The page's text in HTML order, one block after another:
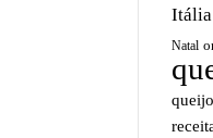
Itália
Natal
queijo